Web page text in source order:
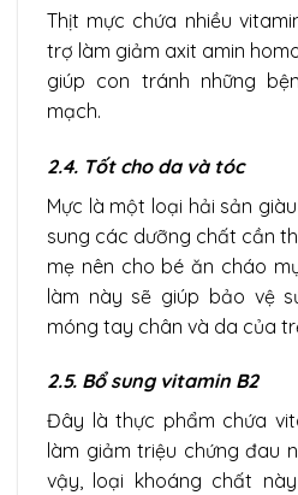
Thịt mực chứa nhiều
trợ làm giảm axit amin
giúp con tránh những
mạch.
2.4. Tốt cho da và tóc
Mực là một loại hải sản
sung các dưỡng chất cần
mẹ nên cho bé ăn cháo
làm này sẽ giúp bảo vệ
móng tay chân và da của
2.5. Bổ sung vitamin B2
Đây là thực phẩm chứa
làm giảm triệu chứng đau
vậy, loại khoáng chất